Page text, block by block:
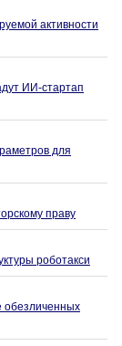
активности
ИИ-стартап
для
праву
роботакси
обезличенных